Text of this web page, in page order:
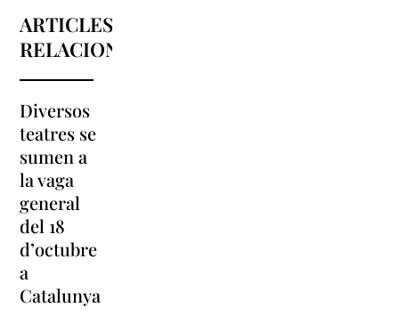
ARTICLES
RELACIONATS
Diversos
teatres se
sumen a
la vaga
general
del 18
d’octubre
a
Catalunya